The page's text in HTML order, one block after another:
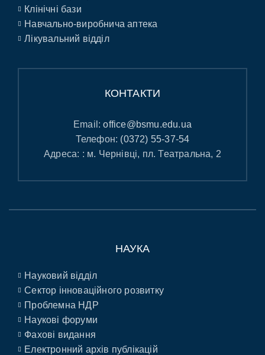
Клінічні бази
Навчально-виробнича аптека
Лікувальний відділ
КОНТАКТИ
Email:office@bsmu.edu.ua
Телефон: (0372) 55-37-54
Адреса: : м. Чернівці, пл. Театральна, 2
НАУКА
Науковий відділ
Сектор інноваційного розвитку
Проблемна НДР
Наукові форуми
Фахові видання
Електронний архів публікацій